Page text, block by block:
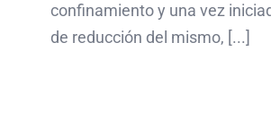
confinamiento y una vez
de reducción del mismo, [...]